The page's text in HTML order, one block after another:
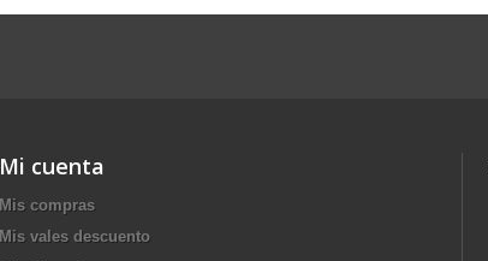
Mi cuenta
Mis compras
Mis vales descuento